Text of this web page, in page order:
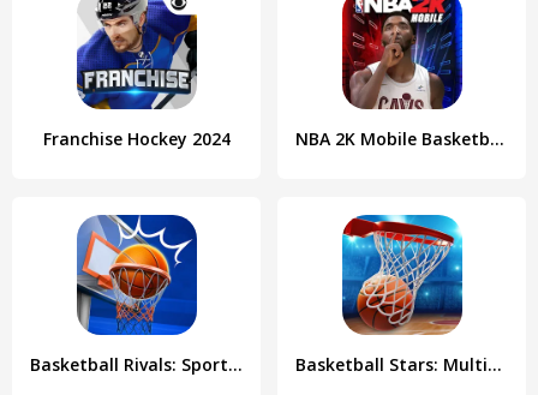
Franchise Hockey 2024 NBA 2K Mobile Basketball Game
Basketball Rivals: Sports Game Basketball Stars: Multiplayer